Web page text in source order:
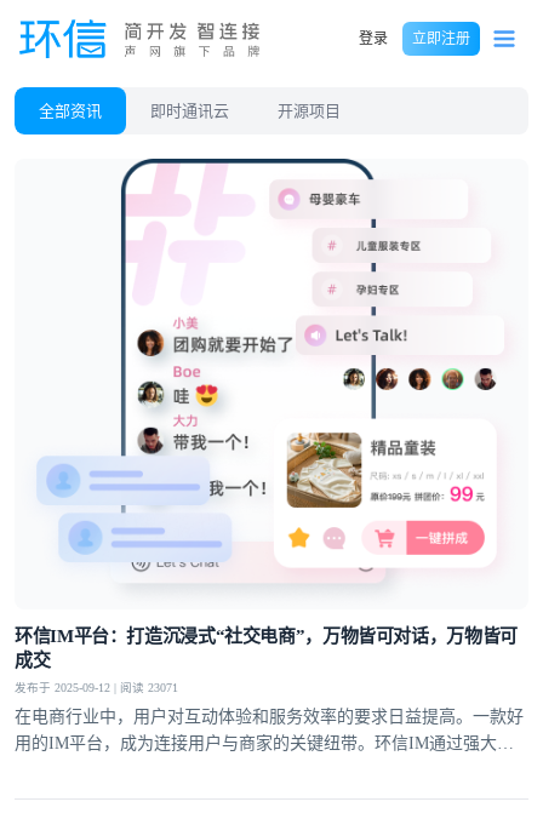
登录 立即注册
全部资讯 即时通讯云 开源项目
环信IM平台：打造沉浸式“社交电商”，万物皆可对话，万物皆可
成交
发布于 2025-09-12 | 阅读 23071
在电商行业中，用户对互动体验和服务效率的要求日益提高。一款好
用的IM平台，成为连接用户与商家的关键纽带。环信IM通过强大的
服、直播带货、私域运营等多个领域展现出显著优势，为电商行业的